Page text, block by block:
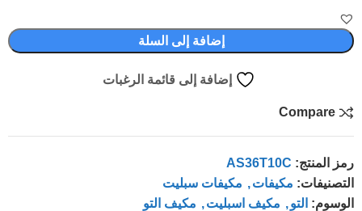
إضافة إلى السلة
إضافة إلى قائمة الرغبات
Compare
رمز المنتج: AS36T10C
التصنيفات: مكيفات, مكيفات سبليت
الوسوم: التو, مكيف اسبليت, مكيف التو